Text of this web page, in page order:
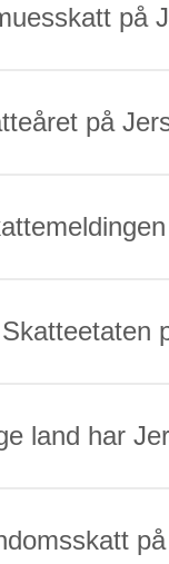
på
på
land har